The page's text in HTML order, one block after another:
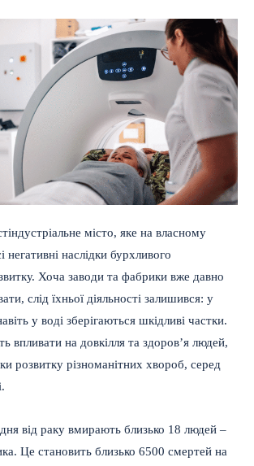
місто, яке на власному
негативні наслідки бурхливого
Хоча заводи та фабрики вже давно
слід їхньої діяльності залишився: у
у воді зберігаються шкідливі частки.
впливати на довкілля та здоров’я людей,
розвитку різноманітних хвороб, серед
від раку вмирають близько 18 людей –
Це становить близько 6500 смертей на